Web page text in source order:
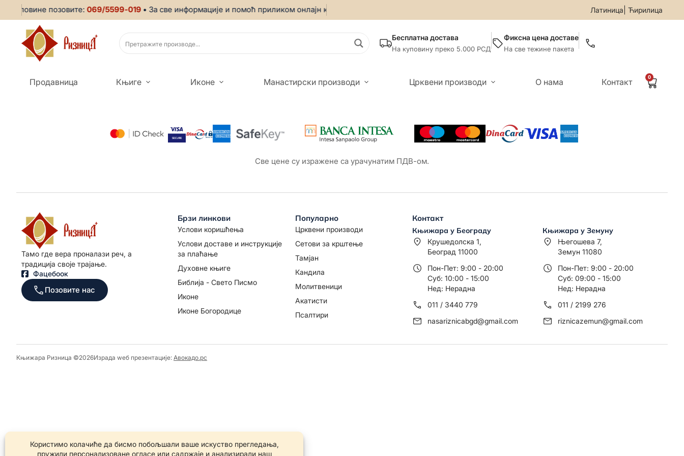
Латиница Ћирилица
куповине позовите:069/5599-019• За све информације и помоћ приликом онлајн куповине позовите: • За све информације и помоћ приликом онлајн куповине
Бесплатна достава
На куповину преко 5.000 РСД
Фиксна цена доставе
На све тежине пакета
0
Продавница Књиге Иконе Манастирски производи Црквени производи О нама Контакт
Све цене су изражене са урачунатим ПДВ-ом.
Тамо где вера проналази реч, а
традиција своје трајање.
Фацебоок
Позовите нас
Брзи линкови
Услови коришћења
Услови доставе и инструкције
за плаћање
Духовне књиге
Библија - Свето Писмо
Иконе
Иконе Богородице
Популарно
Црквени производи
Сетови за крштење
Тамјан
Кандила
Молитвеници
Акатисти
Псалтири
Контакт
Књижара у Београду
Крушедолска 1,
Београд 11000
Пон-Пет: 9:00 - 20:00
Суб: 10:00 - 15:00
Нед: Нерадна
011 / 3440 779
nasariznicabgd@gmail.com
Књижара у Земуну
Његошева 7,
Земун 11080
Пон-Пет: 9:00 - 20:00
Суб: 09:00 - 15:00
Нед: Нерадна
011 / 2199 276
riznicazemun@gmail.com
Књижара Ризница ©️2026Израда wеб презентације: Авокадо.рс